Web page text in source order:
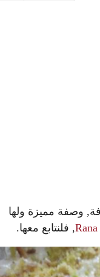
وصفة مميزة ولها
, فلنتابع معها.